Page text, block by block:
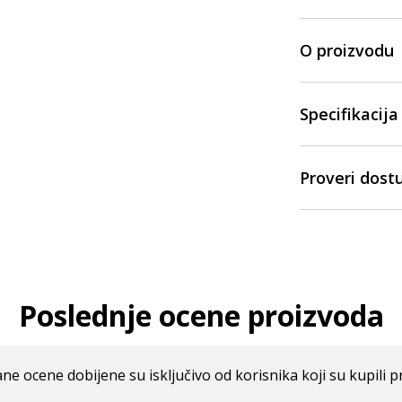
O proizvodu
Specifikacija
Proveri
Poslednje ocene proizvoda
ocene dobijene su isključivo od korisnika koji su kupili